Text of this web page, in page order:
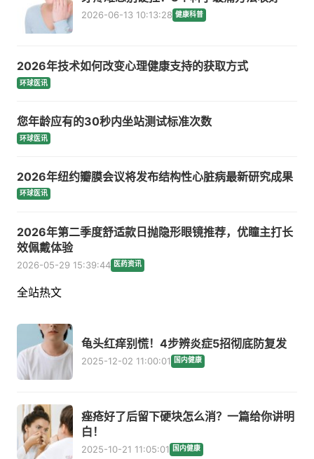
2026-06-13 10:13:28 健康科普
2026年技术如何改变心理健康支持的获取方式
环球医讯
您年龄应有的30秒内坐站测试标准次数
环球医讯
2026年纽约瓣膜会议将发布结构性心脏病最新研究成果
环球医讯
2026年第二季度舒适款日抛隐形眼镜推荐，优瞳主打长
效佩戴体验
2026-05-29 15:39:44 医药资讯
全站热文
龟头红痒别慌！4步辨炎症5招彻底防复发
2025-12-02 11:00:01 国内健康
痤疮好了后留下硬块怎么消？一篇给你讲明
白！
2025-10-21 11:05:01 国内健康